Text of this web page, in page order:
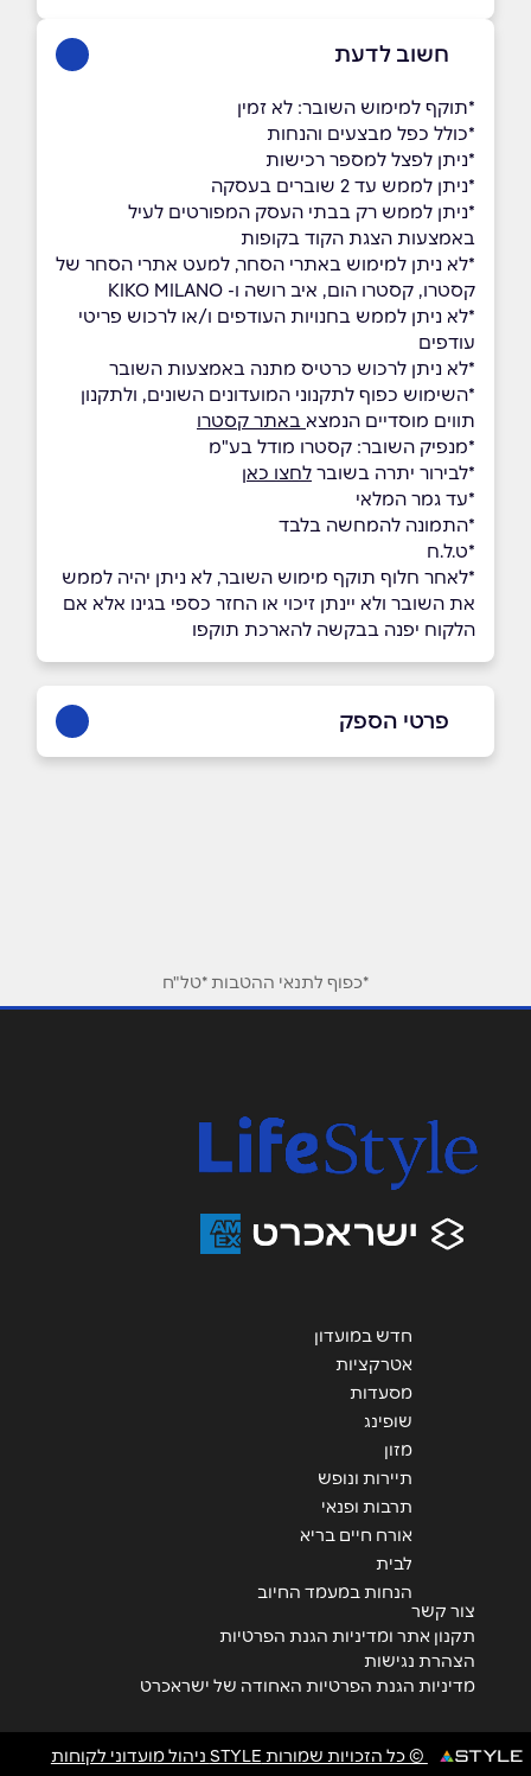
חשוב לדעת
*תוקף למימוש השובר: לא זמין
*כולל כפל מבצעים והנחות
*ניתן לפצל למספר רכישות
*ניתן לממש עד 2 שוברים בעסקה
*ניתן לממש רק בבתי העסק המפורטים לעיל
באמצעות הצגת הקוד בקופות
*לא ניתן למימוש באתרי הסחר, למעט אתרי הסחר של
קסטרו, קסטרו הום, איב רושה ו- KIKO MILANO
*לא ניתן לממש בחנויות העודפים ו/או לרכוש פריטי
עודפים
*לא ניתן לרכוש כרטיס מתנה באמצעות השובר
*השימוש כפוף לתקנוני המועדונים השונים, ולתקנון
תווים מוסדיים הנמצא באתר קסטרו
*מנפיק השובר: קסטרו מודל בע"מ
*לבירור יתרה בשובר לחצו כאן
*עד גמר המלאי
*התמונה להמחשה בלבד
*ט.ל.ח
*לאחר חלוף תוקף מימוש השובר, לא ניתן יהיה לממש
את השובר ולא יינתן זיכוי או החזר כספי בגינו אלא אם
הלקוח יפנה בבקשה להארכת תוקפו
פרטי הספק
אימייל *
נושא
אנא חזרו אלי בקשר ל...
*כפוף לתנאי ההטבות *טל"ח
חדש במועדון
אטרקציות
מסעדות
שופינג
מזון
תיירות ונופש
תרבות ופנאי
אורח חיים בריא
לבית
הנחות במעמד החיוב
צור קשר
תקנון אתר ומדיניות הגנת הפרטיות
הצהרת נגישות
מדיניות הגנת הפרטיות האחודה של ישראכרט
© כל הזכויות שמורות STYLE ניהול מועדוני לקוחות